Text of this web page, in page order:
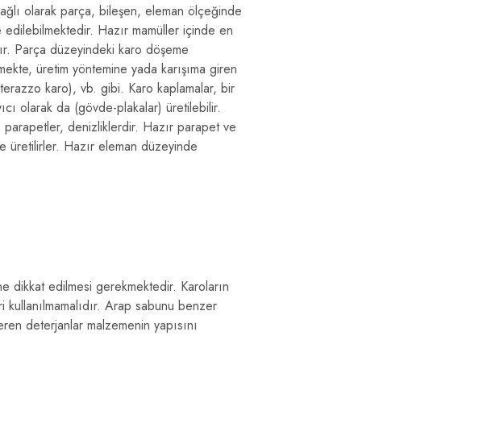
olarak parça, bileşen, eleman ölçeğinde
Hazır mamüller içinde en
Parça düzeyindeki karo döşeme
üretim yöntemine yada karışıma giren
karo), vb. gibi. Karo kaplamalar, bir
olarak da (gövde-plakalar) üretilebilir.
denizliklerdir. Hazır parapet ve
üretilirler. Hazır eleman düzeyinde
dikkat edilmesi gerekmektedir. Karoların
Arap sabunu benzer
deterjanlar malzemenin yapısını